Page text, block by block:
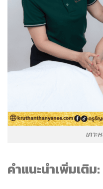
เคาะ
คำแนะนำเพิ่มเติม: